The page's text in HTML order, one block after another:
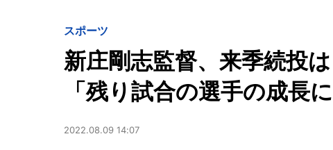
スポーツ
新庄剛志監督、来季続投
「残り試合の選手の成長
2022.08.09 14:07